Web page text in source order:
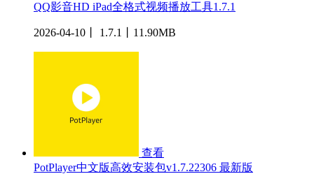
QQ影音HD iPad全格式视频播放工具1.7.1
2026-04-10丨 1.7.1丨11.90MB
查看
PotPlayer中文版高效安装包v1.7.22306 最新版